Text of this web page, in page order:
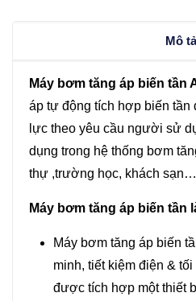
lượng
Mô tả
Máy bơm tăng áp biến tần
áp tự động tích hợp biến tần
lực theo yêu cầu người sử
dụng trong hệ thống bơm
thự ,trường học, khách sạn…
Máy bơm tăng áp biến tần
Máy bơm tăng áp biến
minh, tiết kiệm điện &
được tích hợp một thiết